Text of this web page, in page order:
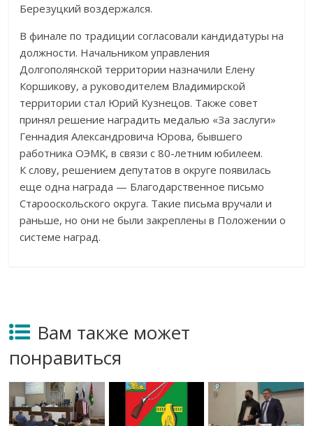
Березуцкий воздержался.
В финале по традиции согласовали кандидатуры на
должности. Начальником управления
Долгополянской территории назначили Елену
Коршикову, а руководителем Владимирской
территории стал Юрий Кузнецов. Также совет
принял решение наградить медалью «За заслуги»
Геннадия Александровича Юрова, бывшего
работника ОЭМК, в связи с 80-летним юбилеем.
К слову, решением депутатов в округе появилась
еще одна награда — Благодарственное письмо
Старооскольского округа. Такие письма вручали и
раньше, но они не были закреплены в Положении о
системе наград.
Вам также может
понравиться